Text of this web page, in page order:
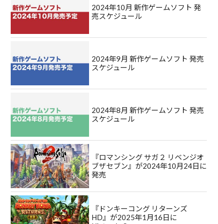
2024年10月 新作ゲームソフト 発
売スケジュール
2024年9月 新作ゲームソフト 発売
スケジュール
2024年8月 新作ゲームソフト 発売
スケジュール
『ロマンシング サガ２ リベンジオ
ブザセブン』が2024年10月24日に
発売
『ドンキーコング リターンズ
HD』が2025年1月16日に